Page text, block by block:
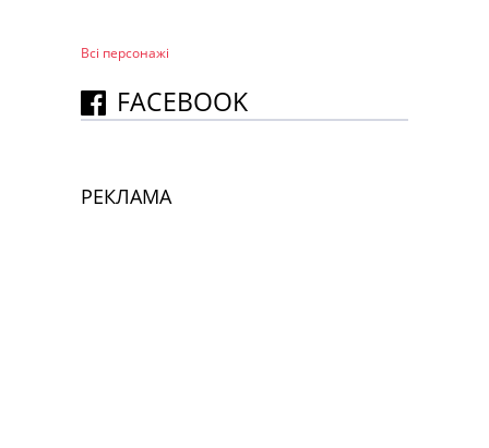
Всі персонажi
FACEBOOK
РЕКЛАМА